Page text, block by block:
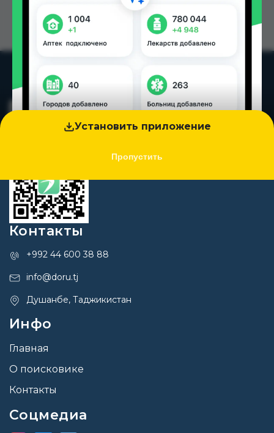
Установить приложение
Пропустить
Контакты
+992 44 600 38 88
info@doru.tj
Душанбе, Таджикистан
Инфо
Главная
О поисковике
Контакты
Соцмедиа